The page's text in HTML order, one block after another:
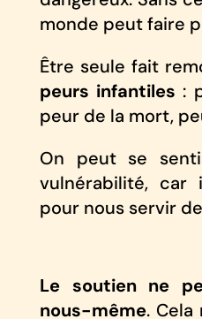
monde peut faire
Être seule fait
peurs infantiles :
peur de la mort,
On peut se
vulnérabilité, car
pour nous servir
Le soutien ne
nous-même. Cela